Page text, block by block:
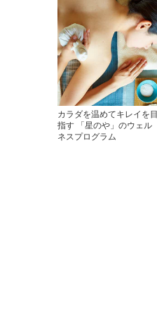
カラダを温めてキレイを目
指す 「星のや」のウェル
ネスプログラム